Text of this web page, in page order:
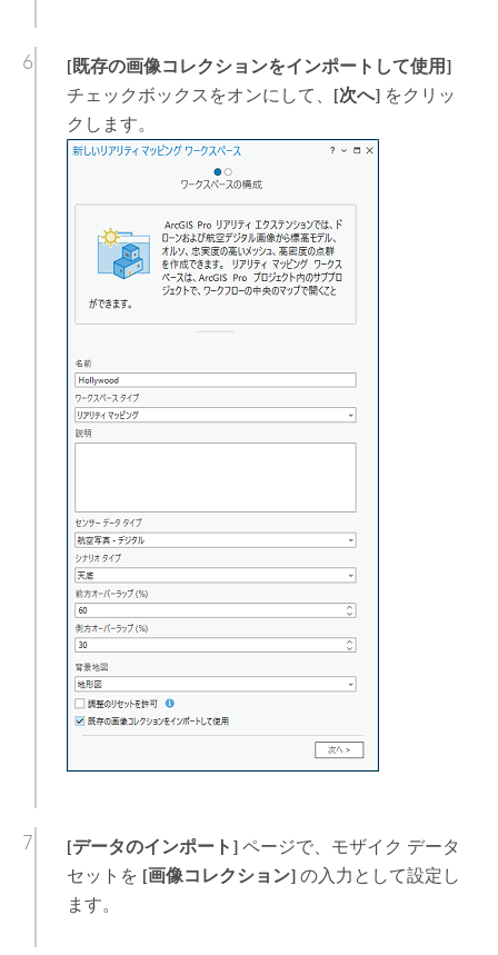
[既存の画像コレクションをインポートして使用]
チェックボックスをオンにして、 [次へ]をクリッ
クします。
[データのインポート]ページで、モザイク データ
セットを [画像コレクション]の入力として設定し
ます。